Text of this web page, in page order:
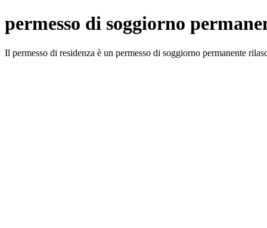
permesso di soggiorno
Il permesso di residenza è un permesso di soggiorno permanente